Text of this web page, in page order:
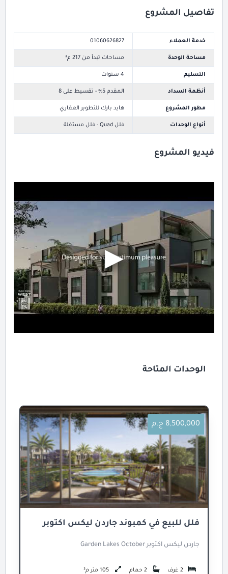
تفاصيل المشروع
خدمة العملاء 01060626827
مساحة الوحدة مساحات تبدأ من 217 م²
التسليم 4 سنوات
أنظمة السداد المقدم 5% - تقسيط على 8
مطور المشروع هايد بارك للتطوير العقاري
أنواع الوحدات فلل Quad - فلل مستقلة
فيديو المشروع
الوحدات المتاحة
8,500,000 ج.م
فلل للبيع في كمبوند جاردن ليكس اكتوبر
جاردن ليكس اكتوبر Garden Lakes October
2 غرف 2 حمام 105 متر م²